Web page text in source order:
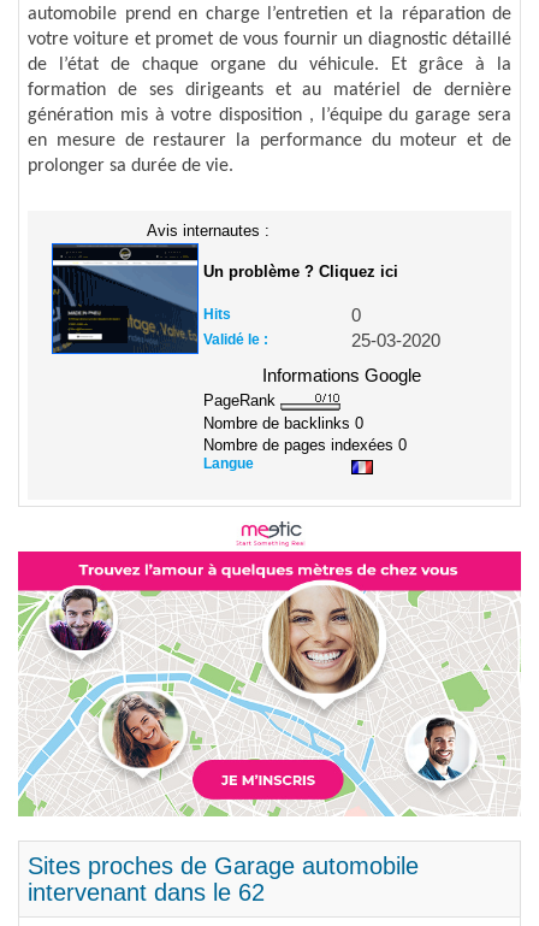
automobile prend en charge l’entretien et la réparation de
votre voiture et promet de vous fournir un diagnostic détaillé
de l’état de chaque organe du véhicule. Et grâce à la
formation de ses dirigeants et au matériel de dernière
génération mis à votre disposition , l’équipe du garage sera
en mesure de restaurer la performance du moteur et de
prolonger sa durée de vie.
Avis internautes :
Un problème ? Cliquez ici
Hits 0
Validé le :
25-03-2020
Informations Google
PageRank
Nombre de backlinks 0
Nombre de pages indexées 0
Langue
Sites proches de Garage automobile
intervenant dans le 62